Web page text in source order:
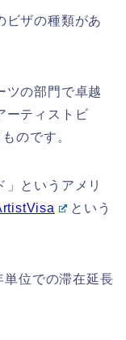
ビザの種類があ
ツの部門で卓越
ーティストビ
のです。
」というアメリ
という
位での滞在延長